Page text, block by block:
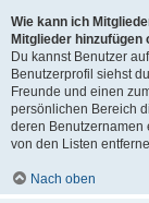
Wie kann ich
Mitglieder
Du kannst Benutzer
Benutzerprofil siehst
Freunde und einen
persönlichen Bereich
deren Benutzernamen
von den Listen
Nach oben